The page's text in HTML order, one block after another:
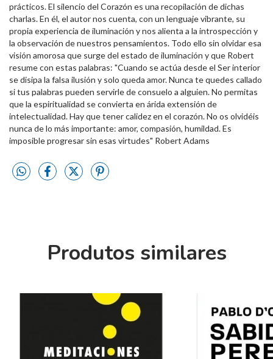
prácticos. El silencio del Corazón es una recopilación de dichas
charlas. En él, el autor nos cuenta, con un lenguaje vibrante, su
propia experiencia de iluminación y nos alienta a la introspección y
la observación de nuestros pensamientos. Todo ello sin olvidar esa
visión amorosa que surge del estado de iluminación y que Robert
resume con estas palabras: "Cuando se actúa desde el Ser interior
se disipa la falsa ilusión y solo queda amor. Nunca te quedes callado
si tus palabras pueden servirle de consuelo a alguien. No permitas
que la espiritualidad se convierta en árida extensión de
intelectualidad. Hay que tener calidez en el corazón. No os olvidéis
nunca de lo más importante: amor, compasión, humildad. Es
imposible progresar sin esas virtudes" Robert Adams
Produtos similares